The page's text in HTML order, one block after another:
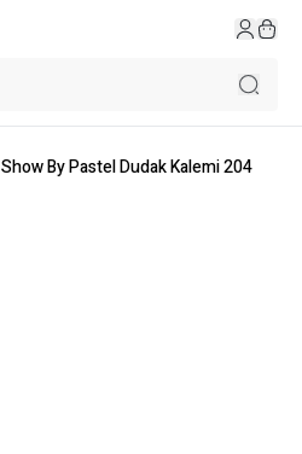
Show By Pastel Dudak Kalemi 204